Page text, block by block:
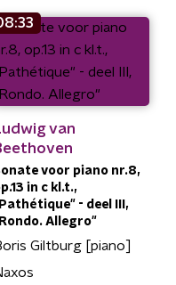
van
voor piano nr.8,
in c kl.t.,
- deel III,
Allegro"
Giltburg [piano]